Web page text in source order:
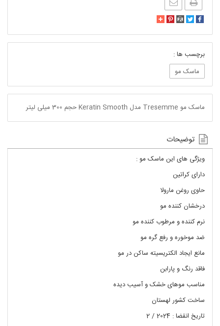
برچسب ها :
ماسک مو
ماسک مو Tresemme مدل Keratin Smooth حجم 300 میلی لیتر
توضیحات
ویژگی های این ماسک مو :
دارای کراتین
حاوی روغن مارولا
درخشان کننده مو
نرم کننده و مرطوب کننده مو
ضد موخوره و رفع گره مو
مانع ایجاد الکتریسیته ساکن در مو
فاقد رنگ و پارابن
مناسب موهای خشک و آسیب دیده
ساخت کشور لهستان
تاریخ انقضا : 2024 / 2